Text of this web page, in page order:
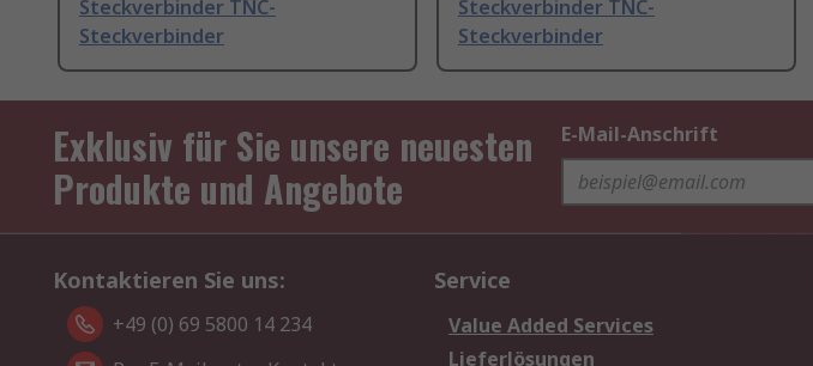
Steckverbinder TNC-
Steckverbinder
Steckverbinder TNC-
Steckverbinder
Exklusiv für Sie unsere neuesten
Produkte und Angebote
E-Mail-Anschrift
Kontaktieren Sie uns:
+49 (0) 69 5800 14 234
Service
Value Added Services
Lieferlösungen